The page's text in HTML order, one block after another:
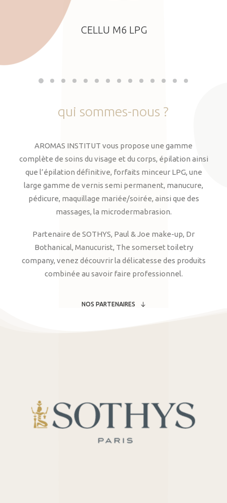
CELLU M6 LPG
qui sommes-nous ?
AROMAS INSTITUT vous propose une gamme
complète de soins du visage et du corps, épilation ainsi
que l’épilation définitive, forfaits minceur LPG, une
large gamme de vernis semi permanent, manucure,
pédicure, maquillage mariée/soirée, ainsi que des
massages, la microdermabrasion.
Partenaire de SOTHYS, Paul & Joe make-up, Dr
Bothanical, Manucurist, The somerset toiletry
company, venez découvrir la délicatesse des produits
combinée au savoir faire professionnel.
NOS PARTENAIRES